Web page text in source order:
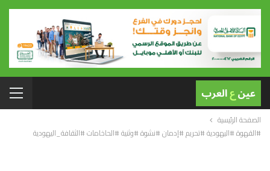
الصفحة الرئيسية
#القهوة #اليهودية #تحريم #إدمان #نشوة #وثنية #الحاخامات #الثقافة_اليهودية